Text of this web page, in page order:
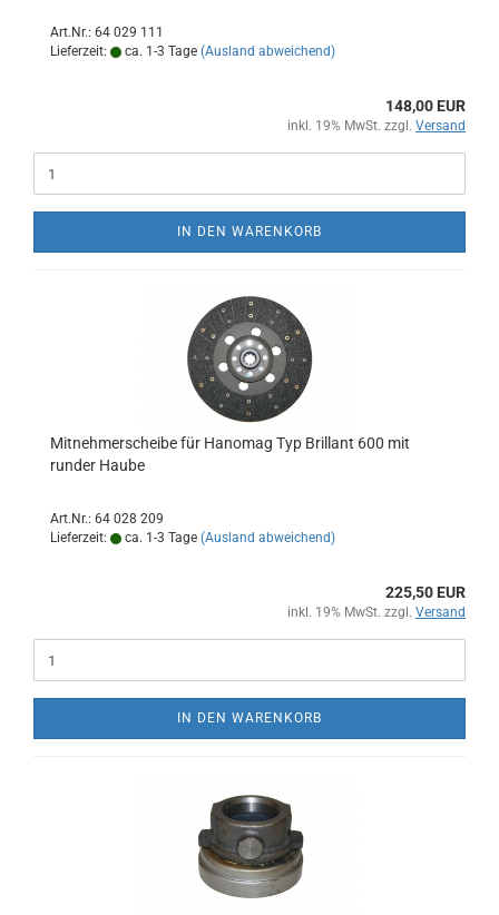
Art.Nr.: 64 029 111
Lieferzeit:
ca. 1-3 Tage (Ausland abweichend)
148,00 EUR
inkl. 19% MwSt. zzgl. Versand
IN DEN WARENKORB
Mitnehmerscheibe für Hanomag Typ Brillant 600 mit
runder Haube
Art.Nr.: 64 028 209
Lieferzeit:
ca. 1-3 Tage (Ausland abweichend)
225,50 EUR
inkl. 19% MwSt. zzgl. Versand
IN DEN WARENKORB